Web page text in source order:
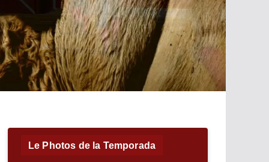
Le Photos de la Temporada